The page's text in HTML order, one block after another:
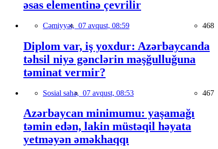
əsas elementinə çevrilir
Cəmiyyət, 07 avqust, 08:59 468
Diplom var, iş yoxdur: Azərbaycanda
təhsil niyə gənclərin məşğulluğuna
təminat vermir?
Sosial sahə, 07 avqust, 08:53 467
Azərbaycan minimumu: yaşamağı
təmin edən, lakin müstəqil həyata
yetməyən əməkhaqqı